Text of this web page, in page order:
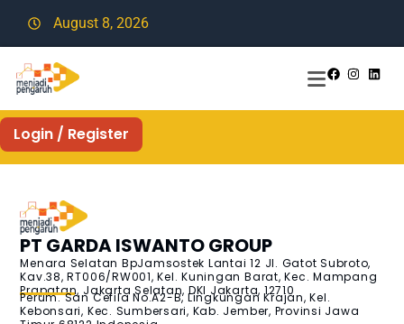
August 8, 2026
Login / Register
PT GARDA ISWANTO GROUP
Menara Selatan BpJamsostek Lantai 12 Jl. Gatot Subroto,
Kav.38, RT006/RW001, Kel. Kuningan Barat, Kec. Mampang
Prapatan, Jakarta Selatan, DKI Jakarta, 12710
Perum. San Cefila No.A2-B, Lingkungan Krajan, Kel.
Kebonsari, Kec. Sumbersari, Kab. Jember, Provinsi Jawa